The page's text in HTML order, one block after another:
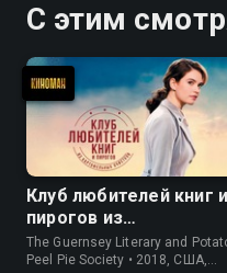
С этим
Клуб любителей книг и
пирогов из
картофельных
очистков
The Guernsey Literary and
Peel Pie Society • 2018, США,